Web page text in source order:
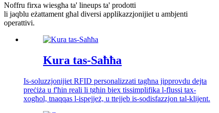
Noffru firxa wiesgħa ta' lineups ta' prodotti
li jaqblu eżattament għal diversi applikazzjonijiet u ambjenti
operattivi.
Kura tas-Saħħa
Is-soluzzjonijiet RFID personalizzati tagħna jipprovdu dejta
preċiża u f'ħin reali li tgħin biex tissimplifika l-flussi tax-
xogħol, tnaqqas l-ispejjeż, u ttejjeb is-sodisfazzjon tal-klijent.